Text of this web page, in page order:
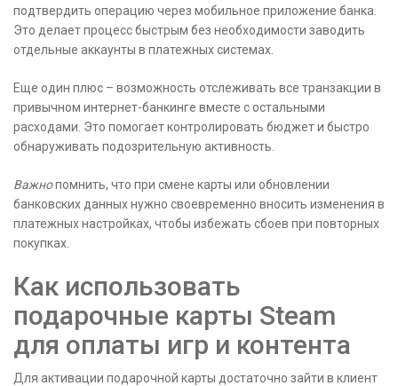
подтвердить операцию через мобильное приложение банка.
Это делает процесс быстрым без необходимости заводить
отдельные аккаунты в платежных системах.
Еще один плюс – возможность отслеживать все транзакции в
привычном интернет-банкинге вместе с остальными
расходами. Это помогает контролировать бюджет и быстро
обнаруживать подозрительную активность.
Важнопомнить, что при смене карты или обновлении
банковских данных нужно своевременно вносить изменения в
платежных настройках, чтобы избежать сбоев при повторных
покупках.
Как использовать
подарочные карты Steam
для оплаты игр и контента
Для активации подарочной карты достаточно зайти в клиент